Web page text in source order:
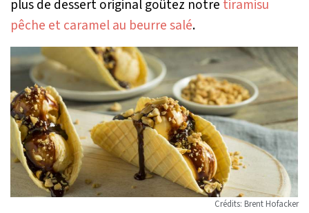
plus de dessert original goûtez notre tiramisu
pêche et caramel au beurre salé.
Crédits: Brent Hofacker